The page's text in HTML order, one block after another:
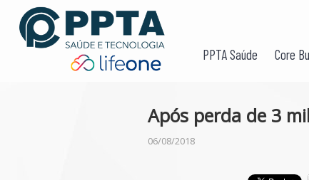
PPTA Saúde Core
Após perda de 3
06/08/2018